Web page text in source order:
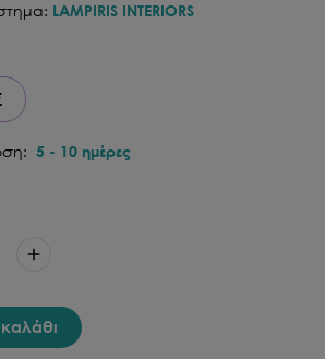
LAMPIRIS INTERIORS
5 - 10 ημέρες